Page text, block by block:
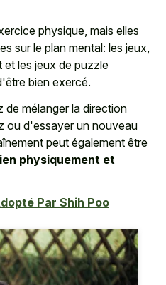
physique, mais elles
sur le plan mental: les jeux,
les jeux de puzzle
bien exercé.
de mélanger la direction
ou d'essayer un nouveau
peut également être
physiquement et
Par Shih Poo